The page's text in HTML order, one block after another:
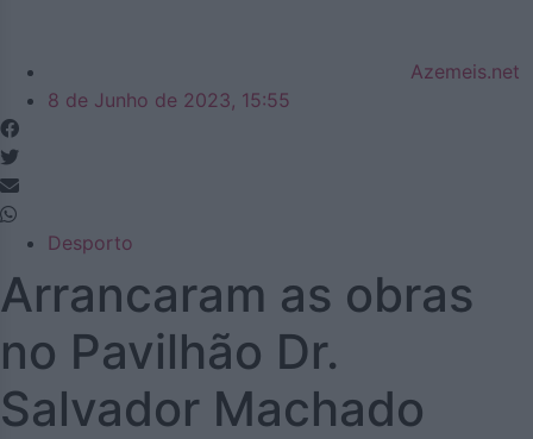
Azemeis.net
8 de Junho de 2023, 15:55
Desporto
Arrancaram as obras
no Pavilhão Dr.
Salvador Machado